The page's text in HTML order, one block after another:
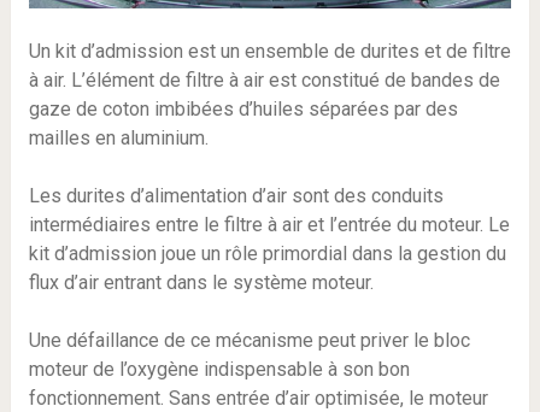
Un kit d’admission est un ensemble de durites et de filtre
à air. L’élément de filtre à air est constitué de bandes de
gaze de coton imbibées d’huiles séparées par des
mailles en aluminium.
Les durites d’alimentation d’air sont des conduits
intermédiaires entre le filtre à air et l’entrée du moteur. Le
kit d’admission joue un rôle primordial dans la gestion du
flux d’air entrant dans le système moteur.
Une défaillance de ce mécanisme peut priver le bloc
moteur de l’oxygène indispensable à son bon
fonctionnement. Sans entrée d’air optimisée, le moteur